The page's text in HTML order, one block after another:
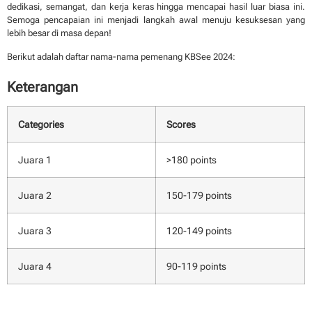
dedikasi, semangat, dan kerja keras hingga mencapai hasil luar biasa ini.
Semoga pencapaian ini menjadi langkah awal menuju kesuksesan yang
lebih besar di masa depan!
Berikut adalah daftar nama-nama pemenang KBSee 2024:
Keterangan
Categories Scores
Juara 1 >180 points
Juara 2 150-179 points
Juara 3 120-149 points
Juara 4 90-119 points